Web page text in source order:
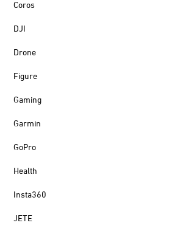
Coros
DJI
Drone
Figure
Gaming
Garmin
GoPro
Health
Insta360
JETE